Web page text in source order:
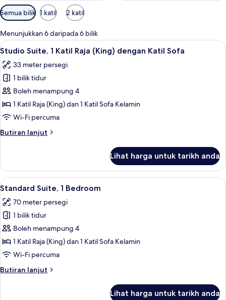
Penapis
yang
tersedia
untuk
bilik
Semua bilik 1 katil 2 katil
Menunjukkan 6 daripada 6 bilik
Lihat
semua
foto
untuk
Studio
Suite,
1
Raja
Katil
Sofa
Peti besi dalam bilik, meja, langsir/
7
Studio Suite, 1 Katil Raja (King) dengan Katil Sofa
33 meter persegi
1 bilik tidur
Boleh menampung 4
1 Katil Raja (King) dan 1 Katil Sofa Kelamin
Wi-Fi percuma
Butiran lanjut
Butiran
Suite,
Katil
(King)
dengan
Katil
Sofa
Lihat harga untuk tarikh anda
Lihat
semua
foto
untuk
Standard
Suite,
1
Standard Suite, 1 Bedroom | Peti
9
Standard Suite, 1 Bedroom
70 meter persegi
1 bilik tidur
Boleh menampung 4
1 Katil Raja (King) dan 1 Katil Sofa Kelamin
Wi-Fi percuma
Butiran lanjut
Butiran
Lihat harga untuk tarikh anda